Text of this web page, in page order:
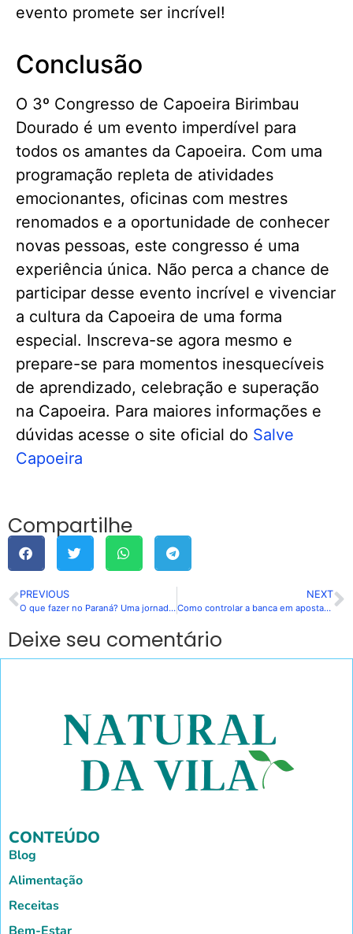
evento promete ser incrível!
Conclusão
O 3º Congresso de Capoeira Birimbau
Dourado é um evento imperdível para
todos os amantes da Capoeira. Com uma
programação repleta de atividades
emocionantes, oficinas com mestres
renomados e a oportunidade de conhecer
novas pessoas, este congresso é uma
experiência única. Não perca a chance de
participar desse evento incrível e vivenciar
a cultura da Capoeira de uma forma
especial. Inscreva-se agora mesmo e
prepare-se para momentos inesquecíveis
de aprendizado, celebração e superação
na Capoeira. Para maiores informações e
dúvidas acesse o site oficial do Salve
Capoeira
Compartilhe
PREVIOUS
O que fazer no Paraná? Uma jornada pelos encantos do estado
NEXT
Como controlar a banca em apostas online e maximizar seus ganhos?
Deixe seu comentário
CONTEÚDO
Blog
Alimentação
Receitas